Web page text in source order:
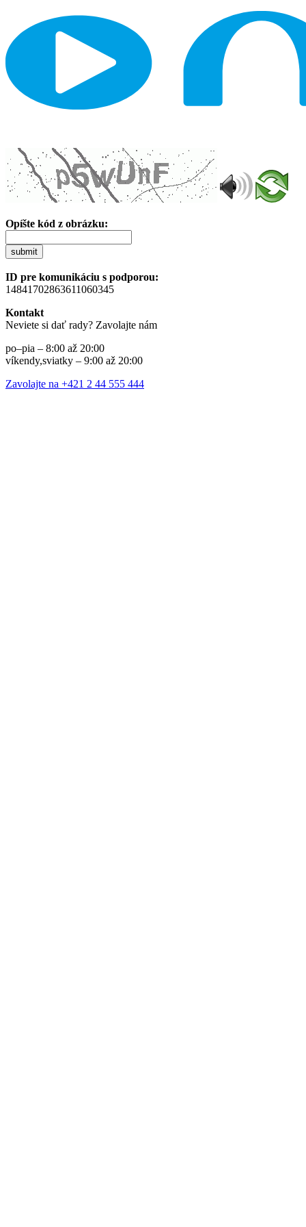
Opíšte kód z obrázku:
submit
ID pre komunikáciu s podporou:
14841702863611060345
Kontakt
Neviete si dať rady? Zavolajte nám
po–pia – 8:00 až 20:00
víkendy,sviatky – 9:00 až 20:00
Zavolajte na +421 2 44 555 444